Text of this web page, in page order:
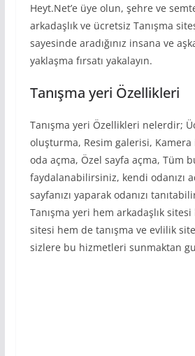
Heyt.Net’e üye olun, şehre ve
arkadaşlık ve ücretsiz Tanışma
sayesinde aradığınız insana ve
yaklaşma fırsatı yakalayın.
Tanışma yeri Özellikleri
Tanışma yeri Özellikleri nelerdir;
oluşturma, Resim galerisi, Kamera
oda açma, Özel sayfa açma, Tüm
faydalanabilirsiniz, kendi odanızı
sayfanızı yaparak odanızı
Tanışma yeri hem arkadaşlık sitesi
sitesi hem de tanışma ve evlilik
sizlere bu hizmetleri sunmaktan